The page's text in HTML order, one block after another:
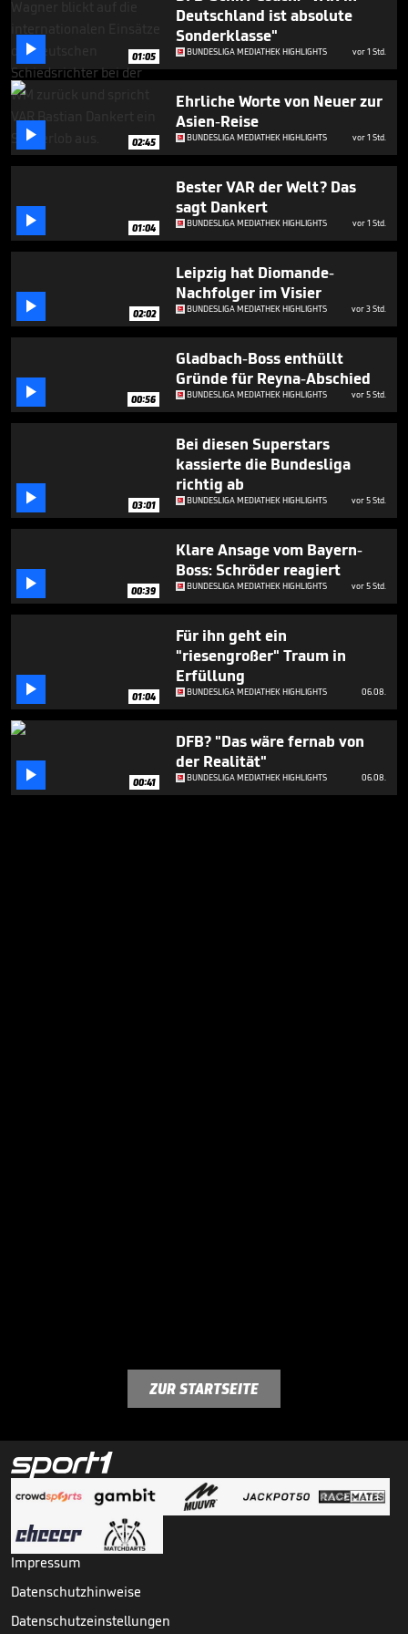
seconds
 01:05
Deutschland ist absolute
Sonderklasse"
BUNDESLIGA MEDIATHEK HIGHLIGHTS vor 1 Std.
 02:45
Ehrliche Worte von Neuer zur
Asien-Reise
BUNDESLIGA MEDIATHEK HIGHLIGHTS vor 1 Std.
 01:04
Bester VAR der Welt? Das
sagt Dankert
BUNDESLIGA MEDIATHEK HIGHLIGHTS vor 1 Std.
 02:02
Leipzig hat Diomande-
Nachfolger im Visier
BUNDESLIGA MEDIATHEK HIGHLIGHTS vor 3 Std.
 00:56
Gladbach-Boss enthüllt
Gründe für Reyna-Abschied
BUNDESLIGA MEDIATHEK HIGHLIGHTS vor 5 Std.
 03:01
Bei diesen Superstars
kassierte die Bundesliga
richtig ab
BUNDESLIGA MEDIATHEK HIGHLIGHTS vor 5 Std.
 00:39
Klare Ansage vom Bayern-
Boss: Schröder reagiert
BUNDESLIGA MEDIATHEK HIGHLIGHTS vor 5 Std.
 01:04
Für ihn geht ein
"riesengroßer" Traum in
Erfüllung
BUNDESLIGA MEDIATHEK HIGHLIGHTS 06.08.
 00:41
DFB? "Das wäre fernab von
der Realität"
BUNDESLIGA MEDIATHEK HIGHLIGHTS 06.08.
ZUR STARTSEITE
Impressum
Datenschutzhinweise
Datenschutzeinstellungen